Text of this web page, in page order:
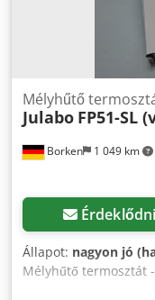
Borken 1 049 km
Mélyhűtő
Julabo FP51-SL
Érdeklődni
Állapot: nagyon jó
Mélyhűtő termosztát
hőmérsékletekhez,